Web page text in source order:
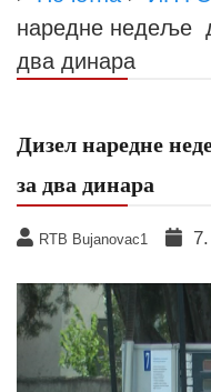
наредне недеље
два динара
Дизел наредне
за два динара
RTB Bujanovac1